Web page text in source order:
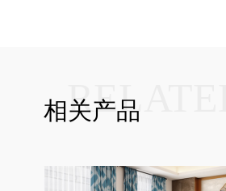
相关产品
RELATED